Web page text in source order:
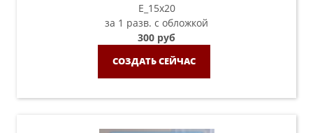
E_15х20
за 1 разв. с обложкой
300 руб
СОЗДАТЬ СЕЙЧАС